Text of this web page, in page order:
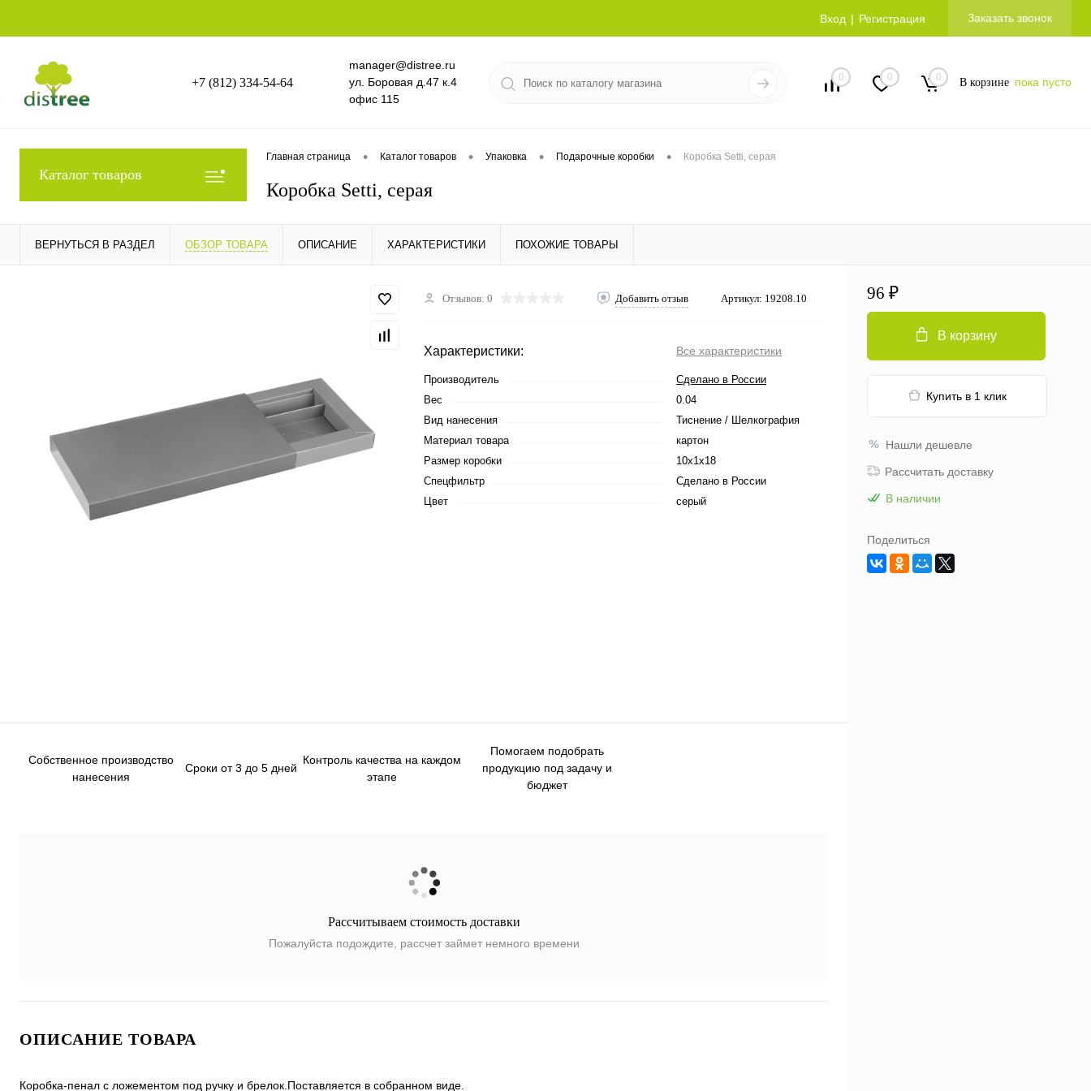
Вход Регистрация Заказать звонок
+7 (812) 334-54-64
manager@distree.ru
ул. Боровая д.47 к.4
офис 115
0 0 0 В корзине пока пусто
Каталог товаров
Главная страница • Каталог товаров • Упаковка • Подарочные коробки • Коробка Setti, серая
Коробка Setti, серая
ВЕРНУТЬСЯ В РАЗДЕЛ ОБЗОР ТОВАРА ОПИСАНИЕ ХАРАКТЕРИСТИКИ ПОХОЖИЕ ТОВАРЫ
Отзывов: 0 Добавить отзыв Артикул: 19208.10
Характеристики: Все характеристики
Производитель
Сделано в России
Вес
0.04
Вид нанесения
Тиснение / Шелкография
Материал товара
картон
Размер коробки
10x1x18
Спецфильтр
Сделано в России
Цвет
серый
Собственное производство
нанесения
Сроки от 3 до 5 дней
Контроль качества на каждом
этапе
Помогаем подобрать
продукцию под задачу и
бюджет
Рассчитываем стоимость доставки
Пожалуйста подождите, рассчет займет немного времени
ОПИСАНИЕ ТОВАРА
Коробка-пенал с ложементом под ручку и брелок.Поставляется в собранном виде.
96 ₽
В корзину
Купить в 1 клик
Нашли дешевле
Рассчитать доставку
В наличии
Поделиться